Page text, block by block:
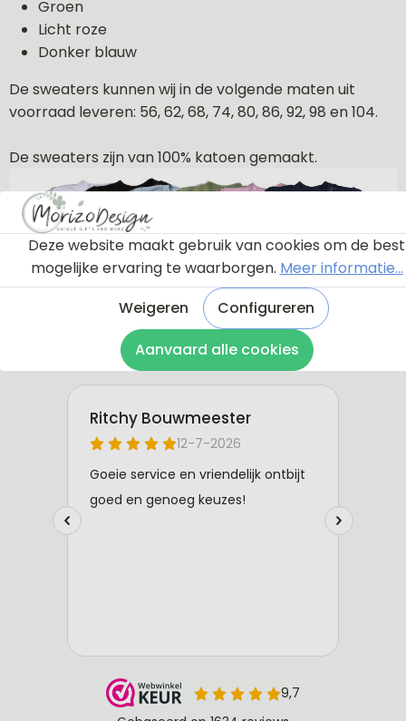
Groen
Licht roze
Donker blauw
De sweaters kunnen wij in de volgende maten uit
voorraad leveren: 56, 62, 68, 74, 80, 86, 92, 98 en 104.
De sweaters zijn van 100% katoen gemaakt.
Deze website maakt gebruik van cookies om de best
mogelijke ervaring te waarborgen. Meer informatie...
Weigeren
Configureren
Aanvaard alle cookies